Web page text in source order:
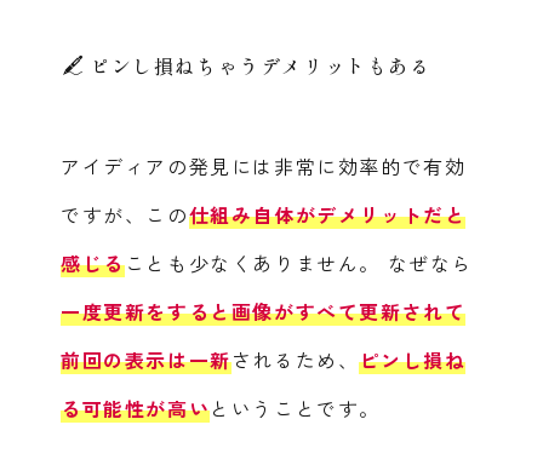
ピンし損ねちゃうデメリットもある
アイディアの発見には非常に効率的で有効
ですが、この仕組み自体がデメリットだと
感じることも少なくありません。
なぜなら
一度更新をすると画像がすべて更新されて
前回の表示は一新されるため、ピンし損ね
る可能性が高いということです。